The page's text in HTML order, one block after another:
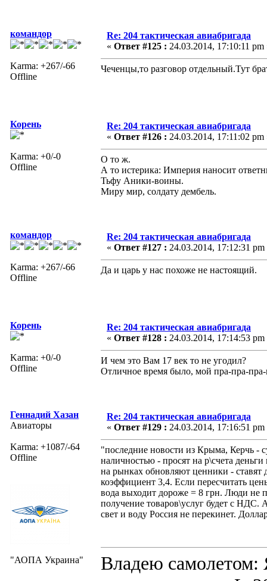
командор
Karma: +267/-66
Offline
Re: 204 тактическая авиабригада
« Ответ #125 : 24.03.2014, 17:10:11 pm
Чеченцы,то разговор отдельный.Тут
Корень
Karma: +0/-0
Offline
Re: 204 тактическая авиабригада
« Ответ #126 : 24.03.2014, 17:11:02 pm
О то ж.
А то истерика: Империя наносит
Тьфу Аники-воины.
Миру мир, солдату дембель.
командор
Karma: +267/-66
Offline
Re: 204 тактическая авиабригада
« Ответ #127 : 24.03.2014, 17:12:31 pm
Да и царь у нас похоже не настоящий.
Корень
Karma: +0/-0
Offline
Re: 204 тактическая авиабригада
« Ответ #128 : 24.03.2014, 17:14:53 pm
И чем это Вам 17 век то не угодил?
Отличное время было, мой пра-пра-
Геннадий Хазан
Авиаторы
Karma: +1087/-64
Offline
"АОПА Украина"
Re: 204 тактическая авиабригада
« Ответ #129 : 24.03.2014, 17:16:51 pm
"последние новости из Крыма, Керчь -
наличностью - просят на р\счета
на рынках обновляют ценники -
коэффициент 3,4. Если пересчитать
вода выходит дороже = 8 грн. Люди не
получение товаров\услуг будет с НДС.
свет и воду Россия не перекинет.
Владею